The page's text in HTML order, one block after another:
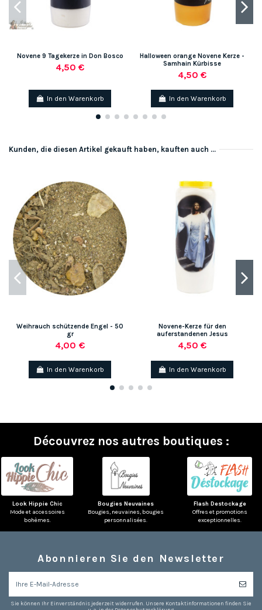
Novene 9 Tagekerze in Don Bosco
4,50 €
In den Warenkorb
Halloween orange Novene Kerze -
Samhain Kürbisse
4,50 €
In den Warenkorb
Kunden, die diesen Artikel gekauft haben, kauften auch ...
Weihrauch schützende Engel - 50
gr
4,00 €
In den Warenkorb
Novene-Kerze für den
auferstandenen Jesus
4,50 €
In den Warenkorb
Découvrez nos autres boutiques :
Look Hippie Chic
Mode et accessoires
bohèmes.
Bougies Neuvaines
Bougies, neuvaines, bougies
personnalisées.
Flash Destockage
Offres et promotions
exceptionnelles.
Abonnieren Sie den Newsletter
Sie können Ihr Einverständnis jederzeit widerrufen. Unsere Kontaktinformationen finden Sie